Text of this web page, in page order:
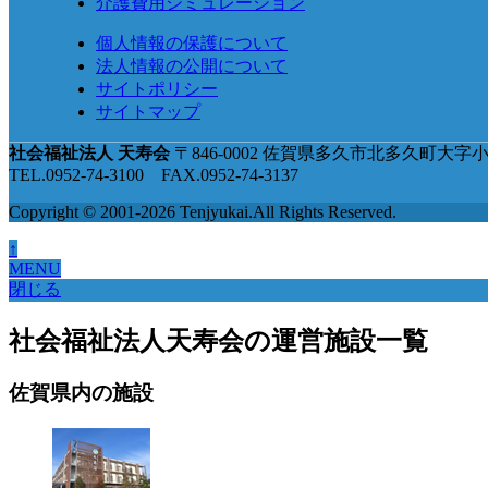
個人情報の保護について
法人情報の公開について
サイトポリシー
サイトマップ
社会福祉法人 天寿会 〒846-0002 佐賀県多久市北多久町大字
TEL.0952-74-3100 FAX.0952-74-3137
Copyright © 2001-2026 Tenjyukai.All Rights Reserved.
↑
MENU
閉じる
社会福祉法人天寿会の運営施設一覧
佐賀県内の施設